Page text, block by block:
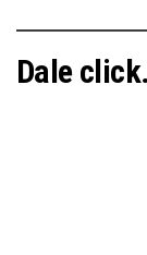
Dale